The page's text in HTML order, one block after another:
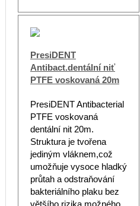
PresiDENT
Antibact.dentální niť
PTFE voskovaná 20m
PresiDENT Antibacterial
PTFE voskovaná
dentální nit 20m.
Struktura je tvořena
jediným vláknem,což
umožňuje vysoce hladký
průtah a odstraňování
bakteriálního plaku bez